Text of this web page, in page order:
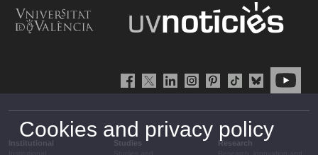
Institutional Studies Research
Cookies and privacy policy